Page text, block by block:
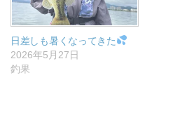
日差しも暑くなってきた
2026年5月27日
釣果